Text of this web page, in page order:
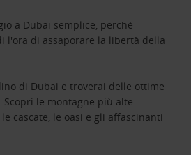
a Dubai semplice, perché
l'ora di assaporare la libertà della
di Dubai e troverai delle ottime
le montagne più alte
cascate, le oasi e gli affascinanti